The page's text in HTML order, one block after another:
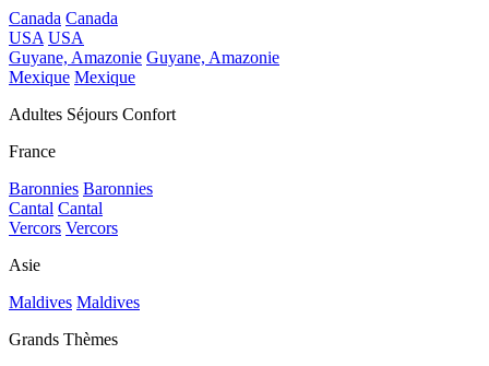
Canada Canada
USA USA
Guyane, Amazonie Guyane, Amazonie
Mexique Mexique
Adultes Séjours Confort
France
Baronnies Baronnies
Cantal Cantal
Vercors Vercors
Asie
Maldives Maldives
Grands Thèmes